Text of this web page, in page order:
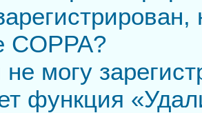
COPPA?
могу
функция